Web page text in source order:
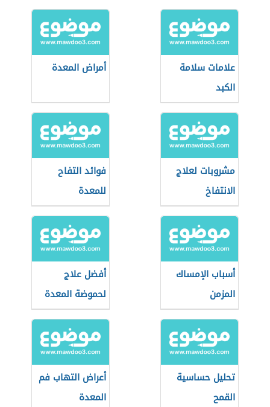
علامات سلامة
الكبد
أمراض المعدة
مشروبات لعلاج
الانتفاخ
فوائد التفاح
للمعدة
أسباب الإمساك
المزمن
أفضل علاج
لحموضة المعدة
تحليل حساسية
القمح
أعراض التهاب فم
المعدة